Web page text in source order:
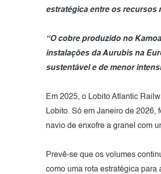
estratégica entre os recursos
“O cobre produzido no
instalações da Aurubis na
sustentável e de menor
Em 2025, o Lobito Atlantic
Lobito. Só em Janeiro de 2026,
navio de enxofre a granel com
Prevê-se que os volumes
como uma rota estratégica para